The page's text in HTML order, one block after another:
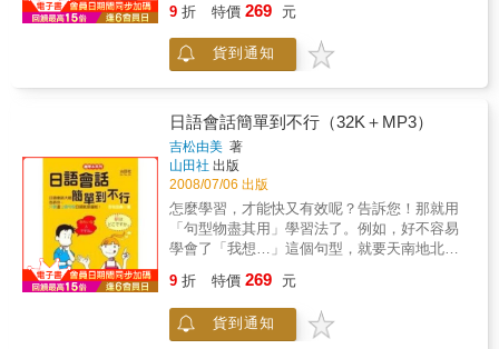
動、足球、棒球、游泳、籃球、網球、勝敗
園、動物園、植物園、旅行、日本街道、國
家、大自然十一、日常生活—找公寓、佈置
家、到朋友家、準備派對、派對中聊天、送
客、日常生活、日常玩樂、問路、公車、電
車、計程車、飛機、船、電話、開車、郵局、
銀行、金錢問題、圖書館、書店、節約、志工
活動、失敗．錯誤、案件．事故、各種災害十
二、家事—打掃、洗滌、修理家、其它的家事
十三、飲食生活—到餐廳、吃飯、飲料、料
理、味道、外食、送到家十四、逛街購物—逛
街購物、食品店、超市、便利商店、價格十
五、流行—流行、服裝、飾品、流行、修改衣
服十六、健康—健康、健康整斷、生病、發
燒、頭痛、感冒、筋骨痛、骨折、牙齒、耳鼻
喉、緊急處理、看病、醫院的治療、藥物、醫
文法，包括助詞、副詞、疑問詞、指示代名詞
及接尾語的應用方式。形容詞、形容動詞、動
詞、及名詞的活用。還有，初級文型。每項文
加強實際應用的能力，更配合了豐富、實用的
例句。無論是初學日語文法，或是學過日語文
法，但總覺得不理想的您，我們都可以幫您一
舉破解基礎文法上的難關，幫您打好日語文法
的基礎。本書特色：只要利用生活上所有瑣碎
的時間，就能輕易破解日語密碼。感謝《日語
文法簡單到不行》受到讀者熱烈的回響，為了
讓學習更為方便，從一般的25開本，變身成攜
帶方便，字體又夠大的輕便本了。不僅如此，
漂亮、道地！誰說文法一定是無聊、枯燥乏味
的？誰說輕鬆學習就不能把文法基礎打好？
9 折 特價 269 元
貨到通知
日語會話簡單到不行（32K＋MP3）
吉松由美 著
山田社 出版
2008/07/06 出版
怎麼學習，才能快又有效呢？告訴您！那就用
「句型物盡其用」學習法了。例如，好不容易
學會了「我想…」這個句型，就要天南地北地
購物、用餐、飯店、交友，還有很多很多的事
物上！請看，我想買土產。我想吃麵。我想訂
雙人房。我想跟你交往。我想……沒想到，才
9 折 特價 269 元
貨到通知